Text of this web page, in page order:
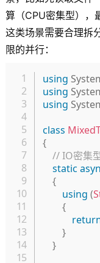
算（CPU密集型），
这类场景需要合理拆
限的并行：
using
using
using
class
{
// IO密集
static
{
using (
{
}
}